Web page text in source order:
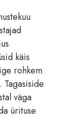
käis
rohkem
väga
ürituse